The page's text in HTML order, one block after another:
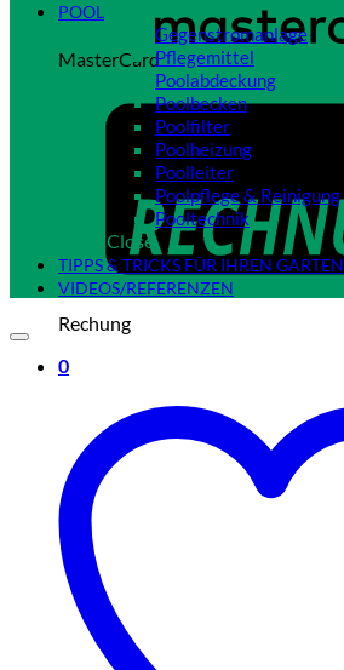
MasterCard
Rechung
0
POOL
Gegenstromanlage
Pflegemittel
Poolabdeckung
Poolbecken
Poolfilter
Poolheizung
Poolleiter
Poolpflege & Reinigung
Pooltechnik
Close
TIPPS & TRICKS FÜR IHREN GARTEN
VIDEOS/REFERENZEN